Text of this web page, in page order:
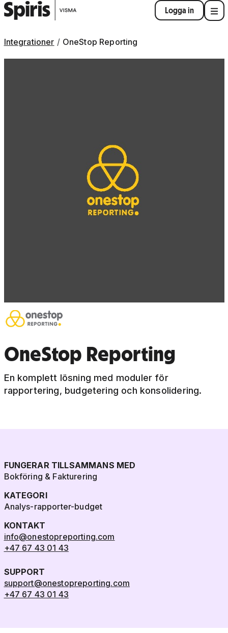
Logga in
Integrationer OneStop Reporting
OneStop Reporting
En komplett lösning med moduler för
rapportering, budgetering och konsolidering.
FUNGERAR TILLSAMMANS MED
Bokföring & Fakturering
KATEGORI
Analys-rapporter-budget
KONTAKT
info@onestopreporting.com
+47 67 43 01 43
SUPPORT
support@onestopreporting.com
+47 67 43 01 43